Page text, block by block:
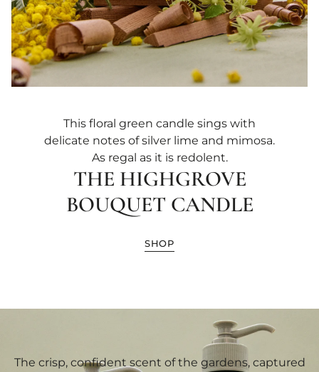
THE HIGHGROVE
BOUQUET CANDLE
This floral green candle sings with
delicate notes of silver lime and mimosa.
As regal as it is redolent.
SHOP
The crisp, confident scent of the gardens, captured